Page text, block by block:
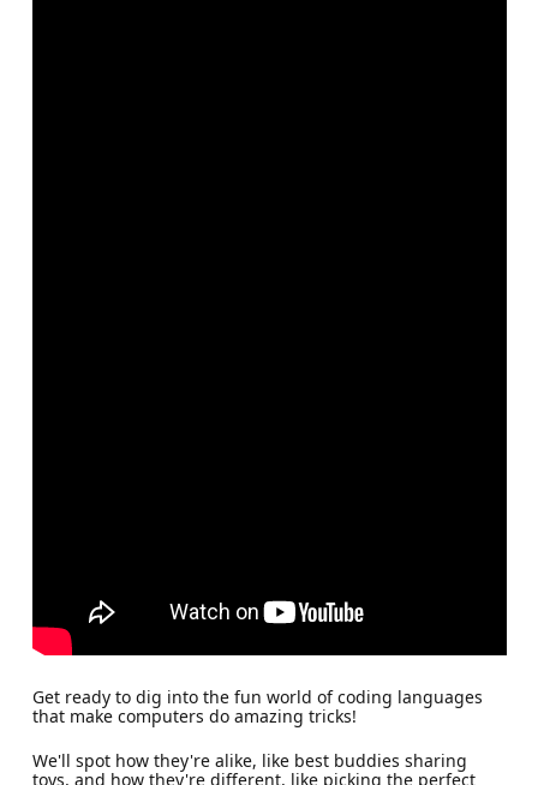
Get ready to dig into the fun world of coding languages
that make computers do amazing tricks!
We'll spot how they're alike, like best buddies sharing
toys, and how they're different, like picking the perfect